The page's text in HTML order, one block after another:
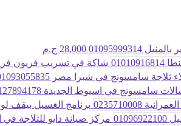
01095999314
28,000 ج.م
شاكة في تسريب فريون فريق
سامسونج في شبرا مصر 01093055835
سامسونج في اسيوط الجديدة 01127894178
برنامج الغسيل بيقف
مركز صيانة دايو للثلاجة في